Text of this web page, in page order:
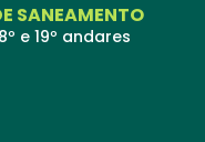
SANEAMENTO
e 19º andares